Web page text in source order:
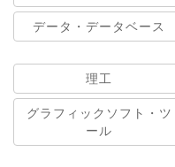
データ・データベース
理工
グラフィックソフト・ツ
ール